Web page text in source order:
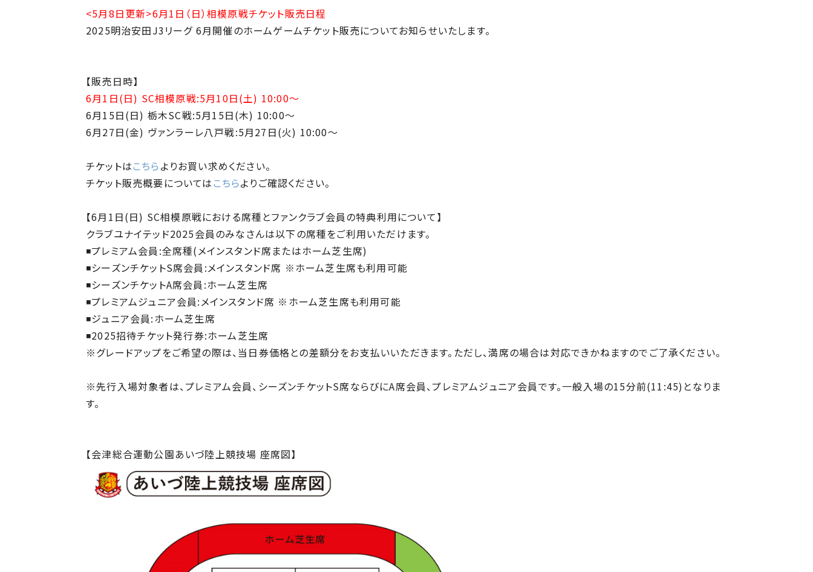
<5月8日更新>6月1日（日）相模原戦チケット販売日程
2025明治安田J3リーグ 6月開催のホームゲームチケット販売についてお知らせいたします。
【販売日時】
6月1日(日) SC相模原戦:5月10日(土) 10:00〜
6月15日(日) 栃木SC戦:5月15日(木) 10:00〜
6月27日(金) ヴァンラーレ八戸戦:5月27日(火) 10:00〜
チケットはこちらよりお買い求めください。
チケット販売概要については こちらよりご確認ください。
【6月1日(日) SC相模原戦における席種とファンクラブ会員の特典利用について】
クラブユナイテッド2025会員のみなさんは以下の席種をご利用いただけます。
◾プレミアム会員:全席種(メインスタンド席またはホーム芝生席)
◾シーズンチケットS席会員:メインスタンド席 ※ホーム芝生席も利用可能
◾シーズンチケットA席会員:ホーム芝生席
◾プレミアムジュニア会員:メインスタンド席 ※ホーム芝生席も利用可能
◾ジュニア会員:ホーム芝生席
◾2025招待チケット発行券:ホーム芝生席
※グレードアップをご希望の際は、当日券価格との差額分をお支払いいただきます。ただし、満席の場合は対応できかねますのでご了承ください。
※先行入場対象者は、プレミアム会員、シーズンチケットS席ならびにA席会員、プレミアムジュニア会員です。一般入場の15分前(11:45)となりま
す。
【会津総合運動公園あいづ陸上競技場 座席図】